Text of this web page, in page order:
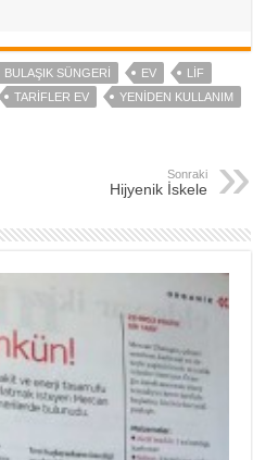
BULAŞIK SÜNGERI EV
LIF
TARIFLER EV YENIDEN KULLANIM
Sonraki
Hijyenik İskele